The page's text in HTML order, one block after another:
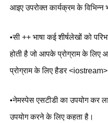
आइए उपरोक्त कार्यक्रम के विभिन्न
•सी ++ भाषा कई शीर्षलेखों को
होती है जो आपके प्रोग्राम के लिए
प्रोग्राम के लिए हैडर
•नेमस्पेस एसटीडी का उपयोग कर
उपयोग करने के लिए कहता है।